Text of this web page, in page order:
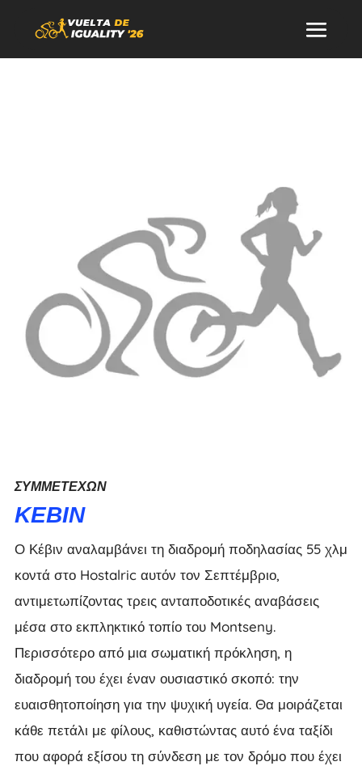
ΣΥΜΜΕΤΈΧΩΝ
ΚΈΒΙΝ
Ο Κέβιν αναλαμβάνει τη διαδρομή ποδηλασίας 55 χλμ
κοντά στο Hostalric αυτόν τον Σεπτέμβριο,
αντιμετωπίζοντας τρεις ανταποδοτικές αναβάσεις
μέσα στο εκπληκτικό τοπίο του Montseny.
Περισσότερο από μια σωματική πρόκληση, η
διαδρομή του έχει έναν ουσιαστικό σκοπό: την
ευαισθητοποίηση για την ψυχική υγεία. Θα μοιράζεται
κάθε πετάλι με φίλους, καθιστώντας αυτό ένα ταξίδι
που αφορά εξίσου τη σύνδεση με τον δρόμο που έχει